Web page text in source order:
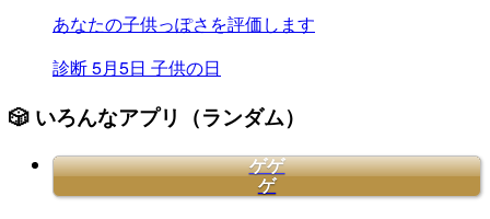
あなたの子供っぽさを評価します
診断5月5日 子供の日
🎲 いろんなアプリ（ランダム）
ゲゲ
ゲ